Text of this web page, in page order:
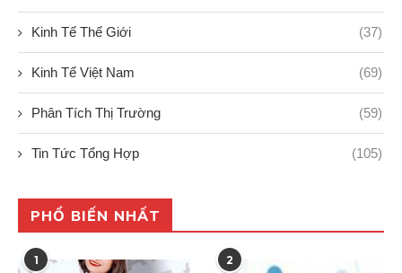
Kinh Tế Thế Giới (37)
Kinh Tế Việt Nam (69)
Phân Tích Thị Trường (59)
Tin Tức Tổng Hợp (105)
PHỔ BIẾN NHẤT
1 2